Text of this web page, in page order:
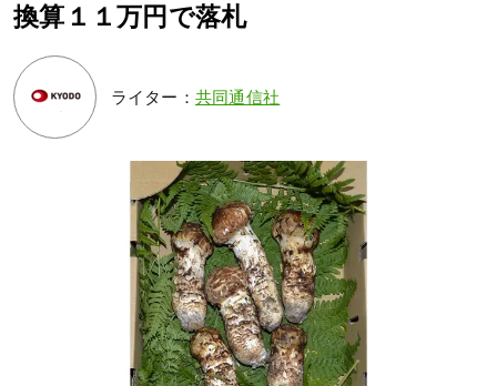
換算１１万円で落札
ライター： 共同通信社